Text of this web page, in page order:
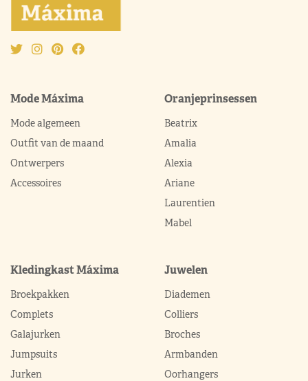
Mode Máxima
Mode algemeen
Outfit van de maand
Ontwerpers
Accessoires
Oranjeprinsessen
Beatrix
Amalia
Alexia
Ariane
Laurentien
Mabel
Kledingkast Máxima
Broekpakken
Complets
Galajurken
Jumpsuits
Jurken
Juwelen
Diademen
Colliers
Broches
Armbanden
Oorhangers